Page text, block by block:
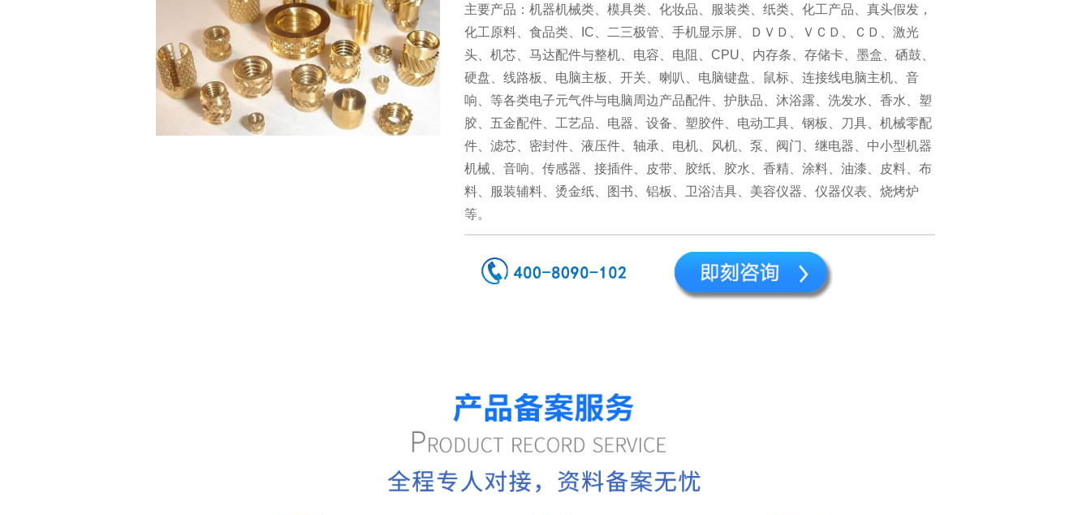
主要产品：机器机械类、模具类、化妆品、服装类、纸类、化工产品、真头假发，
化工原料、食品类、IC、二三极管、手机显示屏、ＤＶＤ、ＶＣＤ、ＣＤ、激光
头、机芯、马达配件与整机、电容、电阻、CPU、内存条、存储卡、墨盒、硒鼓、
硬盘、线路板、电脑主板、开关、喇叭、电脑键盘、鼠标、连接线电脑主机、音
响、等各类电子元气件与电脑周边产品配件、护肤品、沐浴露、洗发水、香水、塑
胶、五金配件、工艺品、电器、设备、塑胶件、电动工具、钢板、刀具、机械零配
件、滤芯、密封件、液压件、轴承、电机、风机、泵、阀门、继电器、中小型机器
机械、音响、传感器、接插件、皮带、胶纸、胶水、香精、涂料、油漆、皮料、布
料、服装辅料、烫金纸、图书、铝板、卫浴洁具、美容仪器、仪器仪表、烧烤炉
等。